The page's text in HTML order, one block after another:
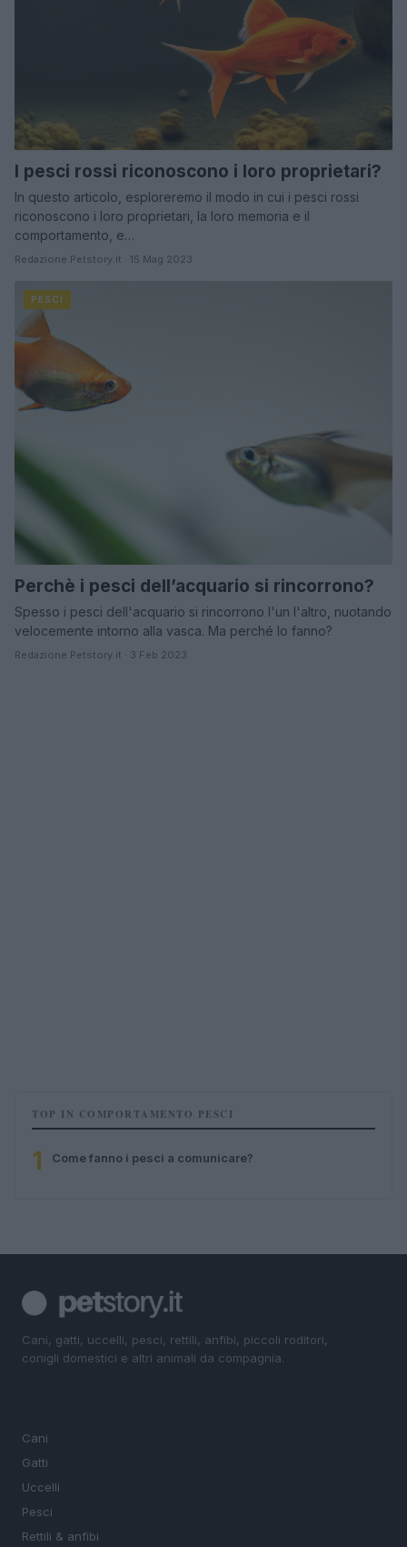
I pesci rossi riconoscono i loro proprietari?
In questo articolo, esploreremo il modo in cui i pesci rossi
riconoscono i loro proprietari, la loro memoria e il
comportamento, e…
Redazione Petstory.it · 15 Mag 2023
PESCI
Perchè i pesci dell’acquario si rincorrono?
Spesso i pesci dell'acquario si rincorrono l'un l'altro, nuotando
velocemente intorno alla vasca. Ma perché lo fanno?
Redazione Petstory.it · 3 Feb 2023
TOP IN COMPORTAMENTO PESCI
1 Come fanno i pesci a comunicare?
Cani, gatti, uccelli, pesci, rettili, anfibi, piccoli roditori,
conigli domestici e altri animali da compagnia.
Cani
Gatti
Uccelli
Pesci
Rettili & anfibi